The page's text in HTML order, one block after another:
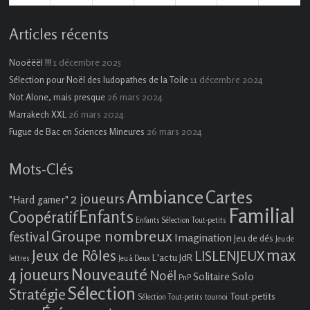
évènement)évènements)
évènement)évènements)
Articles récents
Nooëëël !!! 1 décembre 2025
Sélection pour Noël des ludopathes de la Toile 11 décembre 2024
Not Alone, mais presque 26 mars 2024
Marrakech XXL 26 mars 2024
Fugue de Bac en Sciences Mineures 26 mars 2024
Mots-Clés
"Hard gamer" 2 joueurs AmbianceCartes
CoopératifEnfants Enfants Sélection Tout-petits Familial
festival Groupe nombreux Imagination Jeu de dés Jeu de
lettres Jeux de Rôles Jeu à Deux L'actu JdR LISLENJEUXmax
4 joueursNouveauté Noël PnP Solitaire Solo
StratégieSélection Sélection Tout-petits tournoi Tout-petits